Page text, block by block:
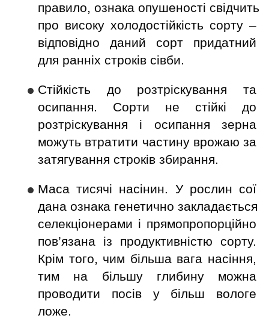
правило, ознака опушеності свідчить
про високу холодостійкість сорту –
відповідно даний сорт придатний
для ранніх строків сівби.
Стійкість до розтріскування та
осипання. Сорти не стійкі до
розтріскування і осипання зерна
можуть втратити частину врожаю за
затягування строків збирання.
Маса тисячі насінин. У рослин сої
дана ознака генетично закладається
селекціонерами і прямопропорційно
пов’язана із продуктивністю сорту.
Крім того, чим більша вага насіння,
тим на більшу глибину можна
проводити посів у більш вологе
ложе.